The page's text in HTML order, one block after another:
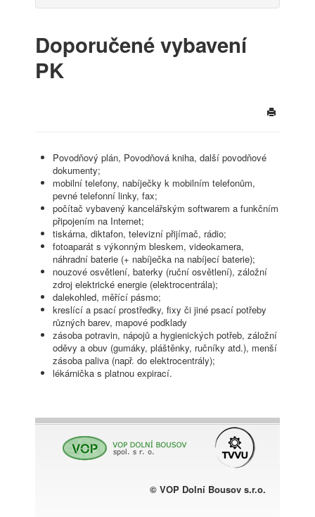
Doporučené vybavení
PK
Povodňový plán, Povodňová kniha, další povodňové
dokumenty;
mobilní telefony, nabíječky k mobilním telefonům,
pevné telefonní linky, fax;
počítač vybavený kancelářským softwarem a funkčním
připojením na Internet;
tiskárna, diktafon, televizní přijímač, rádio;
fotoaparát s výkonným bleskem, videokamera,
náhradní baterie (+ nabíječka na nabíjecí baterie);
nouzové osvětlení, baterky (ruční osvětlení), záložní
zdroj elektrické energie (elektrocentrála);
dalekohled, měřící pásmo;
kreslící a psací prostředky, fixy či jiné psací potřeby
různých barev, mapové podklady
zásoba potravin, nápojů a hygienických potřeb, záložní
oděvy a obuv (gumáky, pláštěnky, ručníky atd.), menší
zásoba paliva (např. do elektrocentrály);
lékárnička s platnou expirací.
© VOP Dolní Bousov s.r.o.